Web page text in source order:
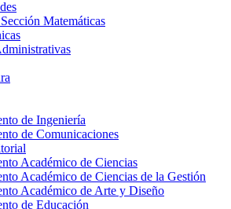
Matemáticas
de Ingeniería
de Comunicaciones
Académico de Ciencias
Académico de Ciencias de la Gestión
Académico de Arte y Diseño
de Educación